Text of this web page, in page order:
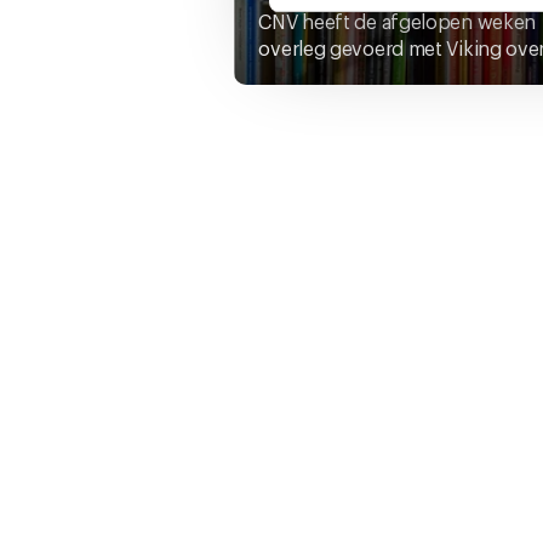
U kunt uw toestemming op
cookie-instellingenicoontje
CNV heeft de afgelopen weken
overleg gevoerd met Viking